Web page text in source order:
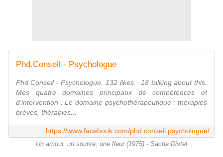
Phd.Conseil - Psychologue
Phd.Conseil - Psychologue. 132 likes · 18 talking about this.
Mes quatre domaines principaux de compétences et
d'intervention : Le domaine psychothérapeutique : thérapies
brèves, thérapies...
https://www.facebook.com/phd.conseil.psychologue/
Un amour, un sourire, une fleur (1975) - Sacha Distel